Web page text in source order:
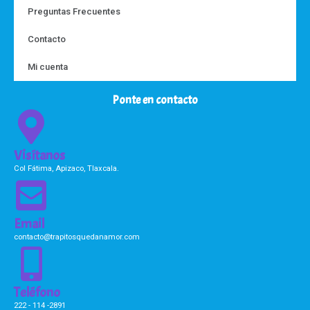
Preguntas Frecuentes
Contacto
Mi cuenta
Ponte en contacto
Visítanos
Col Fátima, Apizaco, Tlaxcala.
Email
contacto@trapitosquedanamor.com
Teléfono
222 - 114 -2891